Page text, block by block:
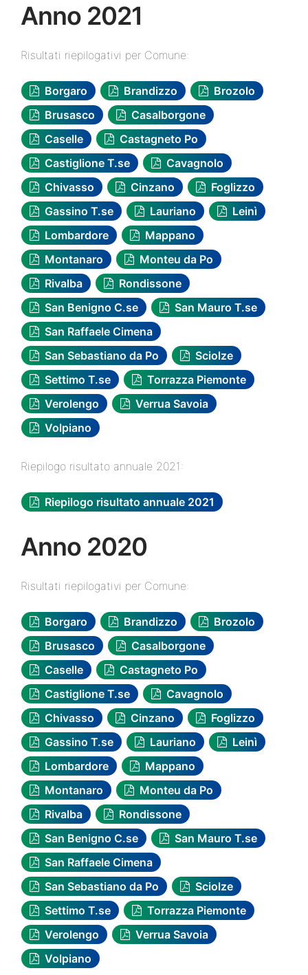
Anno 2021
Risultati riepilogativi per Comune:
Borgaro Brandizzo
Brozolo
Brusasco
Casalborgone
Caselle
Castagneto Po
Castiglione T.se
Cavagnolo
Chivasso
Cinzano
Foglizzo
Gassino T.se
Lauriano
Leinì
Lombardore
Mappano
Montanaro
Monteu da Po
Rivalba
Rondissone
San Benigno C.se
San Mauro T.se
San Raffaele Cimena
San Sebastiano da Po
Sciolze
Settimo T.se
Torrazza Piemonte
Verolengo
Verrua Savoia
Volpiano
Riepilogo risultato annuale 2021:
Riepilogo risultato annuale 2021
Anno 2020
Risultati riepilogativi per Comune:
Borgaro Brandizzo
Brozolo
Brusasco
Casalborgone
Caselle
Castagneto Po
Castiglione T.se
Cavagnolo
Chivasso
Cinzano
Foglizzo
Gassino T.se
Lauriano
Leinì
Lombardore
Mappano
Montanaro
Monteu da Po
Rivalba
Rondissone
San Benigno C.se
San Mauro T.se
San Raffaele Cimena
San Sebastiano da Po
Sciolze
Settimo T.se
Torrazza Piemonte
Verolengo
Verrua Savoia
Volpiano